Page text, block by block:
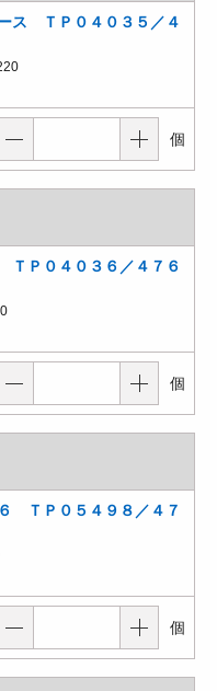
ス ＴＰ０４０３５／４
個
Ｐ０４０３６／４７６
個
ＴＰ０５４９８／４７
個